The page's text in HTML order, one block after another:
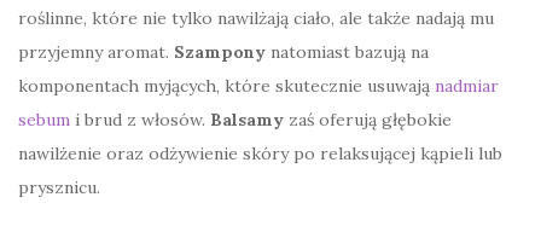
roślinne, które nie tylko nawilżają ciało, ale także nadają mu
przyjemny aromat. Szampony natomiast bazują na
komponentach myjących, które skutecznie usuwają nadmiar
sebum i brud z włosów. Balsamy zaś oferują głębokie
nawilżenie oraz odżywienie skóry po relaksującej kąpieli lub
prysznicu.